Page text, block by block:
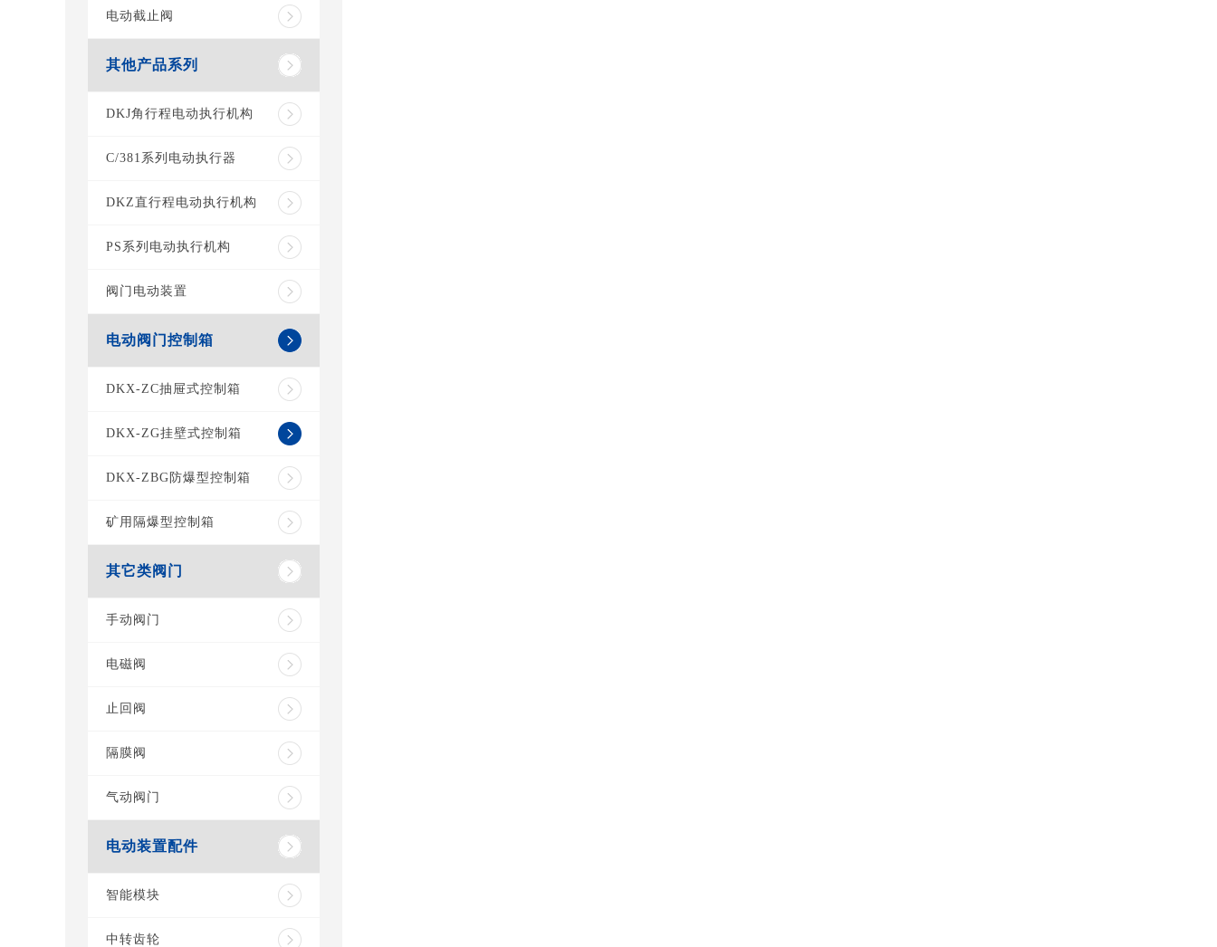
电动截止阀
其他产品系列
DKJ角行程电动执行机构
C/381系列电动执行器
DKZ直行程电动执行机构
PS系列电动执行机构
阀门电动装置
电动阀门控制箱
DKX-ZC抽屉式控制箱
DKX-ZG挂壁式控制箱
DKX-ZBG防爆型控制箱
矿用隔爆型控制箱
其它类阀门
手动阀门
电磁阀
止回阀
隔膜阀
气动阀门
电动装置配件
智能模块
中转齿轮